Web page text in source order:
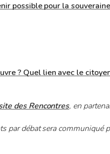
possible pour la
? Quel lien avec le
des Rencontres, en
par débat sera communiqué